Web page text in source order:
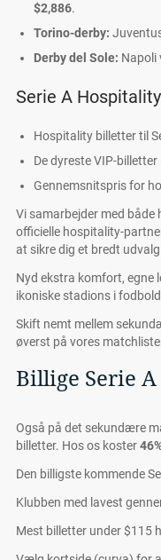
$2,886.
Torino-derby:
Derby del Sole: Napoli
Serie A
Hospitality billetter til
De dyreste VIP-
Gennemsnitspris for
Vi samarbejder med både
officielle hospitality-
at sikre dig et bredt
Nyd ekstra komfort, egne
ikoniske stadions i
Skift nemt mellem
øverst på vores
Billige Serie
Også på det sekundære
billetter. Hos os koster
Den billigste kommende
Klubben med lavest
Mest billetter under $115